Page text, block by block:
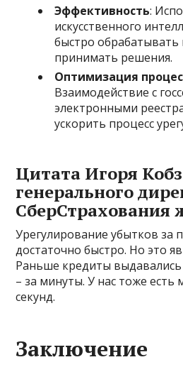
Эффективность:
искусственного
быстро
принимать решения.
Оптимизация
Взаимодействие с
электронными
ускорить процесс
Цитата Игоря
генерального
СберСтрахования
Урегулирование убытков за
достаточно быстро. Но это
Раньше кредиты выдавались
– за минуты. У нас тоже есть
секунд.
Заключение